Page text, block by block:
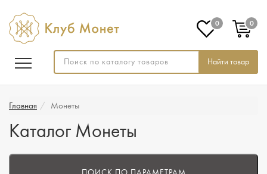
Найти товар
0 0
Главная Монеты
Каталог Монеты